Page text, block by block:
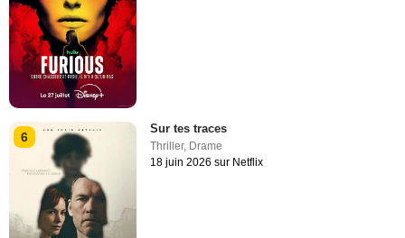
6
Sur tes traces
Thriller, Drame
18 juin 2026 sur Netflix